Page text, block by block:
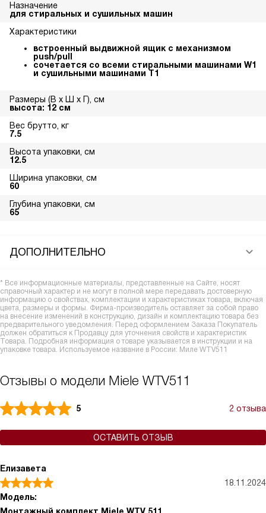
Назначение
для стиральных и сушильных машин
Характеристики
встроенный выдвижной ящик с механизмом
push/pull
сочетается со всеми стиральными машинами W1
и сушильными машинами T1
Размеры (В х Ш х Г), см
высота: 12 см
Вес брутто, кг
7.5
Высота упаковки, см
12.5
Ширина упаковки, см
60
Глубина упаковки, см
65
ДОПОЛНИТЕЛЬНО
* Все информационные материалы, представленные на Сайте, носят
справочный характер и не могут в полной мере передавать достоверную
информацию о свойствах, комплектации и характеристиках товара, включая
цвета, размеры и формы. Фирма-производитель оставляет за собой право
на внесение изменений в конструкцию, дизайн и комплектацию товара без
предварительного уведомления. Перед оформлением Заказа Покупатель
должен обратиться к Продавцу для уточнения свойств и характеристик
Товара. Подробная информация о товаре указывается в инструкции и на
упаковке товара. Используемое название в России: Миле WTV511
Отзывы о модели Miele WTV511
5 2 отзыва
ОСТАВИТЬ ОТЗЫВ
Елизавета
18.11.2024
Модель: